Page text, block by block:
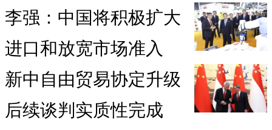
李强：中国将积极扩大
进口和放宽市场准入
新中自由贸易协定升级
后续谈判实质性完成